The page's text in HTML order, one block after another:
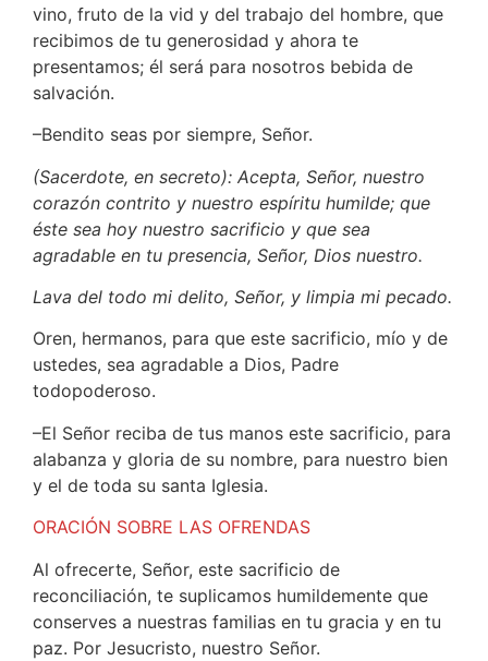
vino, fruto de la vid y del trabajo del hombre, que
recibimos de tu generosidad y ahora te
presentamos; él será para nosotros bebida de
salvación.
–Bendito seas por siempre, Señor.
(Sacerdote, en secreto): Acepta, Señor, nuestro
corazón contrito y nuestro espíritu humilde; que
éste sea hoy nuestro sacrificio y que sea
agradable en tu presencia, Señor, Dios nuestro.
Lava del todo mi delito, Señor, y limpia mi pecado.
Oren, hermanos, para que este sacrificio, mío y de
ustedes, sea agradable a Dios, Padre
todopoderoso.
–El Señor reciba de tus manos este sacrificio, para
alabanza y gloria de su nombre, para nuestro bien
y el de toda su santa Iglesia.
ORACIÓN SOBRE LAS OFRENDAS
Al ofrecerte, Señor, este sacrificio de
reconciliación, te suplicamos humildemente que
conserves a nuestras familias en tu gracia y en tu
paz. Por Jesucristo, nuestro Señor.